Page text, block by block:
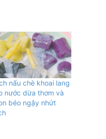
nấu chè khoai lang
nước dừa thơm và
béo ngậy nhứt